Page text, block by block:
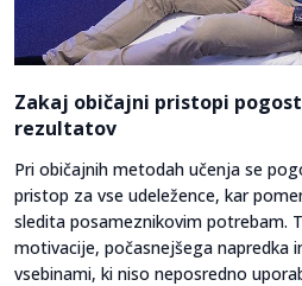
Zakaj običajni pristopi
rezultatov
Pri običajnih metodah učenja se
pristop za vse udeležence, kar
sledita posameznikovim potrebam.
motivacije, počasnejšega napredka
vsebinami, ki niso neposredno